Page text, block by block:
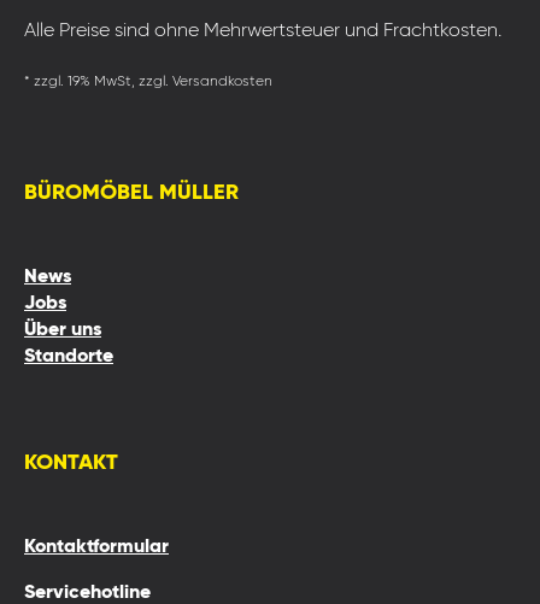
Alle Preise sind ohne Mehrwertsteuer und Frachtkosten.
* zzgl. 19% MwSt, zzgl. Versandkosten
BÜROMÖBEL MÜLLER
News
Jobs
Über uns
Standorte
KONTAKT
Kontaktformular
Servicehotline